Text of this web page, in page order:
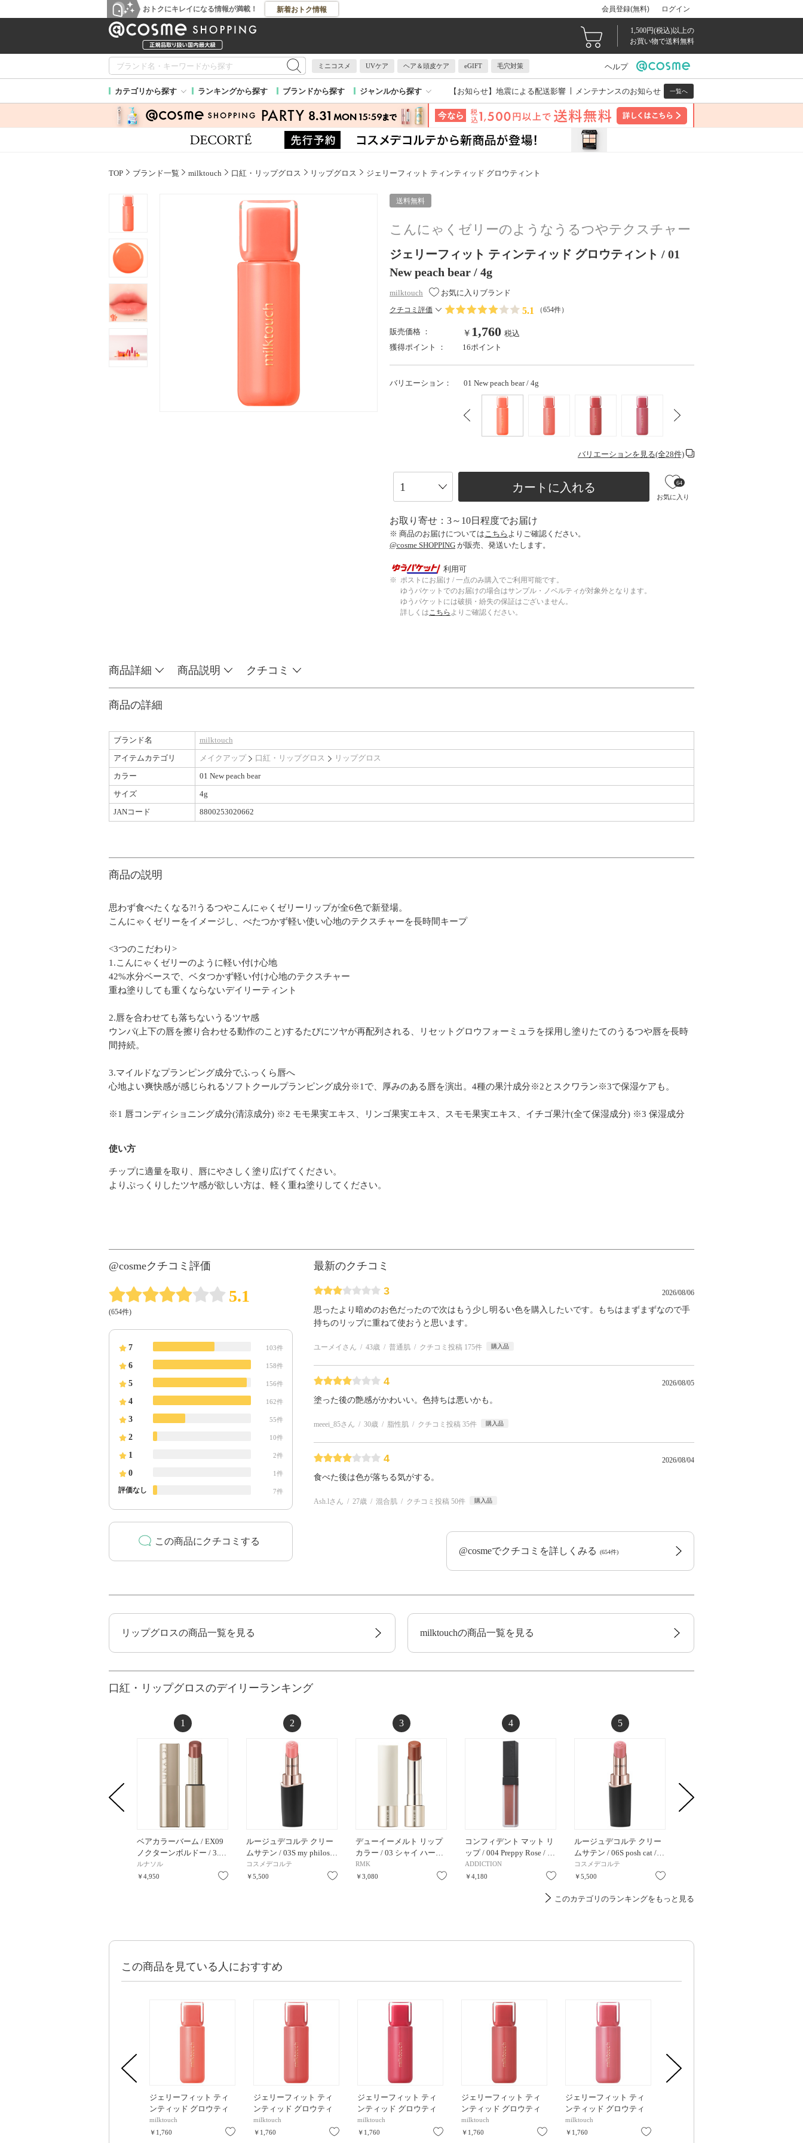
おトクにキレイになる情報が満載！ 新着おトク情報 会員登録(無料) ログイン
1,500円(税込)以上の
お買い物で送料無料
ミニコスメ UVケア ヘア＆頭皮ケア eGIFT 毛穴対策 ヘルプ
カテゴリから探す ランキングから探す ブランドから探す ジャンルから探す 【お知らせ】 地震による配送影響 メンテナンスのお知らせ 一覧へ
TOP ブランド一覧 milktouch 口紅・リップグロス リップグロス ジェリーフィット ティンティッド グロウティント
送料無料
こんにゃくゼリーのようなうるつやテクスチャー
ジェリーフィット ティンティッド グロウティント / 01
New peach bear / 4g
milktouch お気に入りブランド
クチコミ評価 5.1 （654件）
販売価格 ： ￥ 1,760 税込
獲得ポイント ：
16ポイント
バリエーション： 01 New peach bear / 4g
バリエーションを見る(全28件)
カートに入れる
お気に入り
64
お取り寄せ：3～10日程度でお届け
※ 商品のお届けについては こちら よりご確認ください。
@cosme SHOPPING が販売、発送いたします。
利用可
※ ポストにお届け / 一点のみ購入でご利用可能です。
ゆうパケットでのお届けの場合はサンプル・ノベルティが対象外となります。
ゆうパケットには破損・紛失の保証はございません。
詳しくはこちら よりご確認ください。
商品詳細 商品説明 クチコミ
商品の詳細
ブランド名
milktouch
アイテムカテゴリ
メイクアップ 口紅・リップグロス
リップグロス
カラー
01 New peach bear
サイズ
4g
JANコード
8800253020662
商品の説明
思わず食べたくなる?!うるつやこんにゃくゼリーリップが全6色で新登場。
こんにゃくゼリーをイメージし、べたつかず軽い使い心地のテクスチャーを長時間キープ
<3つのこだわり>
1.こんにゃくゼリーのように軽い付け心地
42%水分ベースで、ベタつかず軽い付け心地のテクスチャー
重ね塗りしても重くならないデイリーティント
2.唇を合わせても落ちないうるツヤ感
ウンパ(上下の唇を擦り合わせる動作のこと)するたびにツヤが再配列される、リセットグロウフォーミュラを採用し塗りたてのうるつや唇を長時
間持続。
3.マイルドなプランピング成分でふっくら唇へ
心地よい爽快感が感じられるソフトクールプランピング成分※1で、厚みのある唇を演出。4種の果汁成分※2とスクワラン※3で保湿ケアも。
※1 唇コンディショニング成分(清涼成分) ※2 モモ果実エキス、リンゴ果実エキス、スモモ果実エキス、イチゴ果汁(全て保湿成分) ※3 保湿成分
使い方
チップに適量を取り、唇にやさしく塗り広げてください。
よりぷっくりしたツヤ感が欲しい方は、軽く重ね塗りしてください。
@cosmeクチコミ評価
5.1
(654件)
7 103件
6 158件
5 156件
4 162件
3 55件
2 10件
1 2件
0 1件
評価なし 7件
この商品にクチコミする
最新のクチコミ
3 2026/08/06
思ったより暗めのお色だったので次はもう少し明るい色を購入したいです。もちはまずまずなので手
持ちのリップに重ねて使おうと思います。
ユーメイさん 43歳 普通肌 クチコミ投稿 175件 購入品
4 2026/08/05
塗った後の艶感がかわいい。色持ちは悪いかも。
meeei_85さん 30歳 脂性肌 クチコミ投稿 35件 購入品
4 2026/08/04
食べた後は色が落ちる気がする。
Ash.lさん 27歳 混合肌 クチコミ投稿 50件 購入品
@cosmeでクチコミを詳しくみる (654件)
リップグロスの商品一覧を見る milktouchの商品一覧を見る
口紅・リップグロスのデイリーランキング
1
ベアカラーバーム / EX09
ノクターンボルドー / 3.…
ルナソル
￥4,950
お気に入り
2
ルージュデコルテ クリー
ムサテン / 03S my philos…
コスメデコルテ
￥5,500
お気に入り
3
デューイーメルト リップ
カラー / 03 シャイ ハー…
RMK
￥3,080
お気に入り
4
コンフィデント マット リ
ップ / 004 Preppy Rose / …
ADDICTION
￥4,180
お気に入り
5
ルージュデコルテ クリー
ムサテン / 06S posh cat /…
コスメデコルテ
￥5,500
このカテゴリのランキングをもっと見る
この商品を見ている人におすすめ
ジェリーフィット ティ
ンティッド グロウティ
ント / 02 Peach on top /
4g
milktouch
￥1,760
お気に入り
ジェリーフィット ティ
ンティッド グロウティ
ント / 07 Autumn Peach /
4g
milktouch
￥1,760
お気に入り
ジェリーフィット ティ
ンティッド グロウティ
ント / 06 Chericious / 4g
milktouch
￥1,760
お気に入り
ジェリーフィット ティ
ンティッド グロウティ
ント / 05 Apple pom / 4g
milktouch
￥1,760
お気に入り
ジェリーフィット ティ
ンティッド グロウティ
ント / 04 Mute-ficial plu /
4g
milktouch
￥1,760